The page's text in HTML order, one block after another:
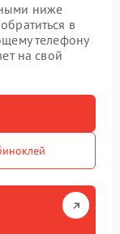
ниже
в
телефону
на свой